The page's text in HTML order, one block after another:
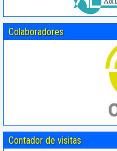
Colaboradores
Contador de visitas